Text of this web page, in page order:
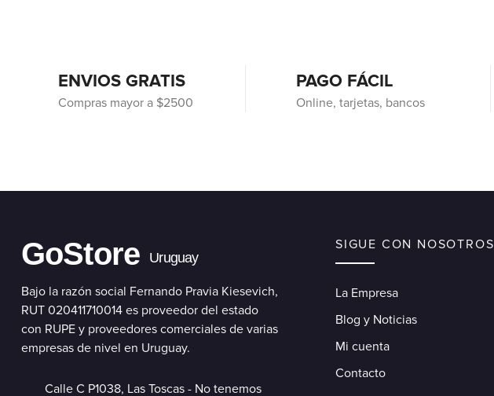
ENVIOS GRATIS
Compras mayor a $2500
PAGO FÁCIL
Online, tarjetas, bancos
GoStore Uruguay
Bajo la razón social Fernando Pravia Kiesevich,
RUT 020411710014 es proveedor del estado
con RUPE y proveedores comerciales de varias
empresas de nivel en Uruguay.
Calle C P1038, Las Toscas - No tenemos
SIGUE CON NOSOTROS
La Empresa
Blog y Noticias
Mi cuenta
Contacto